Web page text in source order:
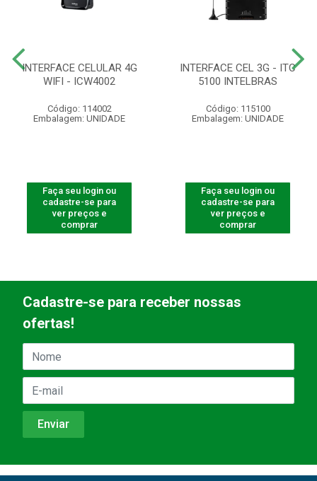
INTERFACE CELULAR 4G
WIFI - ICW4002
Código: 114002
Embalagem: UNIDADE
Faça seu login ou
cadastre-se para
ver preços e
comprar
INTERFACE CEL 3G - ITC
5100 INTELBRAS
Código: 115100
Embalagem: UNIDADE
Faça seu login ou
cadastre-se para
ver preços e
comprar
Cadastre-se para receber nossas
ofertas!